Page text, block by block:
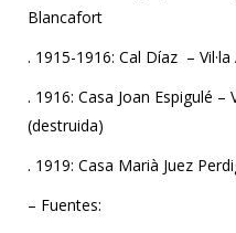
Blancafort
. 1915-1916: Cal Díaz –
. 1916: Casa Joan Espigulé –
(destruida)
. 1919: Casa Marià Juez
– Fuentes: